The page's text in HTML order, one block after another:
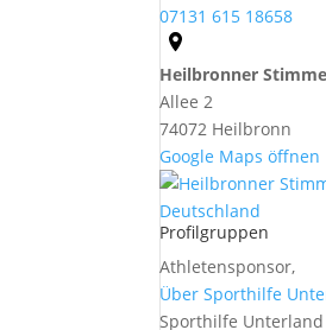
07131 615 18658
Heilbronner
Allee 2
74072 Heilbronn
Google Maps öffnen
Profilgruppen
Athletensponsor,
Über Sporthilfe
Sporthilfe Unterland